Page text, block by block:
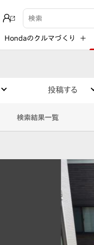
検索キーワード入力
Hondaのクルマづくり
投稿する
検索結果一覧